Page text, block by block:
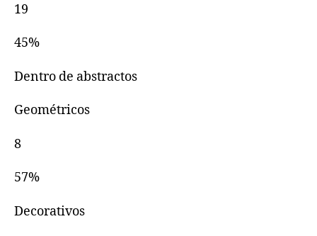
19
45%
Dentro de abstractos
Geométricos
8
57%
Decorativos